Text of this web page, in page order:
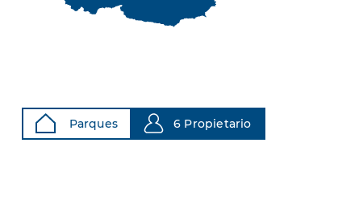
Parques 6 Propietario